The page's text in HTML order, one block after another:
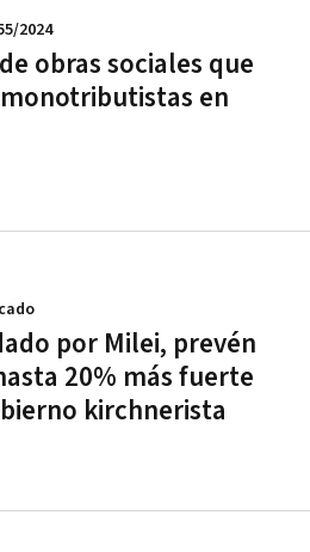
obras sociales que
en
2024
por Milei, prevén
20% más fuerte
kirchnerista